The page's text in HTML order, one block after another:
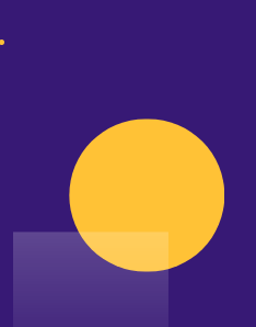
могут быть
руб.